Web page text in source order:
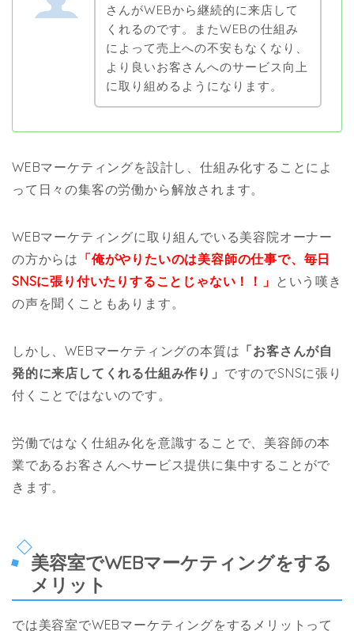
さんがWEBから継続的に来店して
くれるのです。またWEBの仕組み
によって売上への不安もなくなり、
より良いお客さんへのサービス向上
に取り組めるようになります。
WEBマーケティングを設計し、仕組み化することによ
って日々の集客の労働から解放されます。
WEBマーケティングに取り組んでいる美容院オーナー
の方からは 「俺がやりたいのは美容師の仕事で、毎日
SNSに張り付いたりすることじゃない！！」 という嘆き
の声を聞くこともあります。
しかし、WEBマーケティングの本質は 「お客さんが自
発的に来店してくれる仕組み作り」 ですのでSNSに張り
付くことではないのです。
労働ではなく仕組み化を意識することで、美容師の本
業であるお客さんへサービス提供に集中することがで
きます。
美容室でWEBマーケティングをする
メリット
では美容室でWEBマーケティングをするメリットって